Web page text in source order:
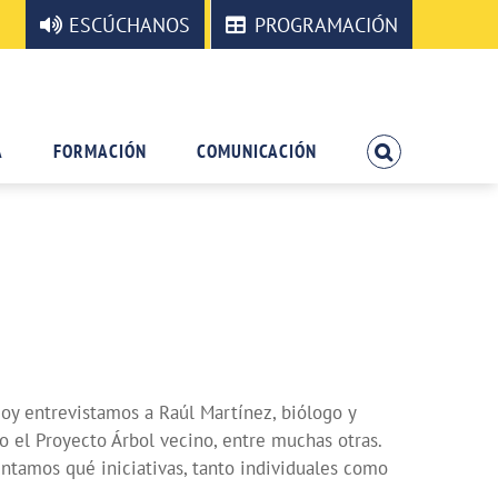
ESCÚCHANOS PROGRAMACIÓN
FORMACIÓN COMUNICACIÓN
entrevistamos a Raúl Martínez, biólogo y
el Proyecto Árbol vecino, entre muchas otras.
qué iniciativas, tanto individuales como